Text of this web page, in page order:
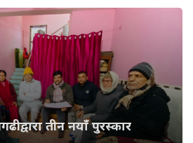
तीन नयाँ पुरस्कार